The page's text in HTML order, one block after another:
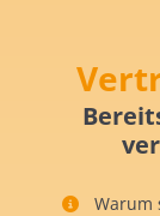
Warum